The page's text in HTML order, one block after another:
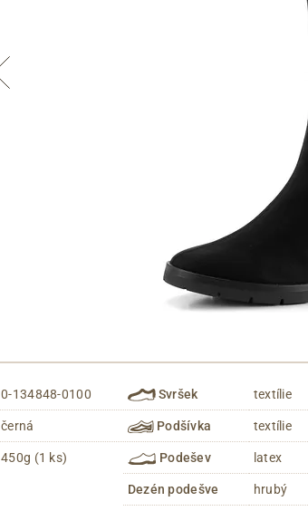
0-134848-0100
černá
450g (1 ks)
Svršek textílie
Podšívka textílie
Podešev latex
Dezén podešve hrubý